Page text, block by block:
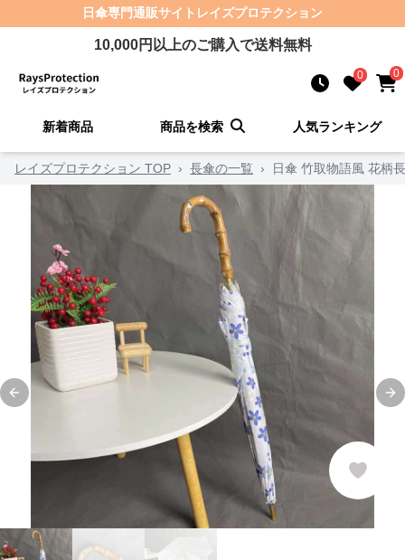
日傘専門通販サイト レイズプロテクション
10,000円以上のご購入で送料無料
0 0
新着商品 商品を検索 人気ランキング
レイズプロテクション TOP › 長傘の一覧 › 日傘 竹取物語風 花柄
Previous slide